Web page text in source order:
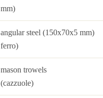
mm)
angular steel
ferro)
(cazzuole)